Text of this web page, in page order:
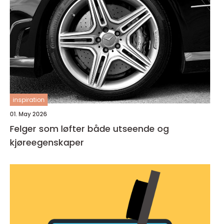
inspiration
01. May 2026
Felger som løfter både utseende og
kjøreegenskaper